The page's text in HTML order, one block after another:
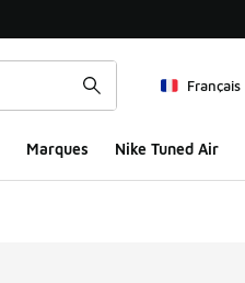
Français
Marques Nike Tuned Air